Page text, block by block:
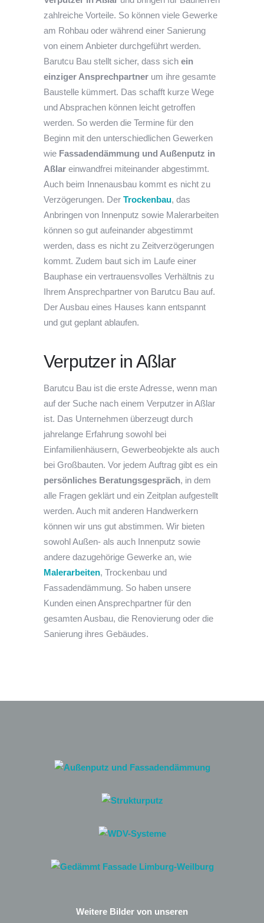
zahlreiche Vorteile. So können viele Gewerke
am Rohbau oder während einer Sanierung
von einem Anbieter durchgeführt werden.
Barutcu Bau stellt sicher, dass sich ein
einziger Ansprechpartner um ihre gesamte
Baustelle kümmert. Das schafft kurze Wege
und Absprachen können leicht getroffen
werden. So werden die Termine für den
Beginn mit den unterschiedlichen Gewerken
wie Fassadendämmung und Außenputz in
Aßlar einwandfrei miteinander abgestimmt.
Auch beim Innenausbau kommt es nicht zu
Verzögerungen. Der Trockenbau, das
Anbringen von Innenputz sowie Malerarbeiten
können so gut aufeinander abgestimmt
werden, dass es nicht zu Zeitverzögerungen
kommt. Zudem baut sich im Laufe einer
Bauphase ein vertrauensvolles Verhältnis zu
Ihrem Ansprechpartner von Barutcu Bau auf.
Der Ausbau eines Hauses kann entspannt
und gut geplant ablaufen.
Verputzer in Aßlar
Barutcu Bau ist die erste Adresse, wenn man
auf der Suche nach einem Verputzer in Aßlar
ist. Das Unternehmen überzeugt durch
jahrelange Erfahrung sowohl bei
Einfamilienhäusern, Gewerbeobjekte als auch
bei Großbauten. Vor jedem Auftrag gibt es ein
persönliches Beratungsgespräch, in dem
alle Fragen geklärt und ein Zeitplan aufgestellt
werden. Auch mit anderen Handwerkern
können wir uns gut abstimmen. Wir bieten
sowohl Außen- als auch Innenputz sowie
andere dazugehörige Gewerke an, wie
Malerarbeiten, Trockenbau und
Fassadendämmung. So haben unsere
Kunden einen Ansprechpartner für den
gesamten Ausbau, die Renovierung oder die
Sanierung ihres Gebäudes.
Weitere Bilder von unseren